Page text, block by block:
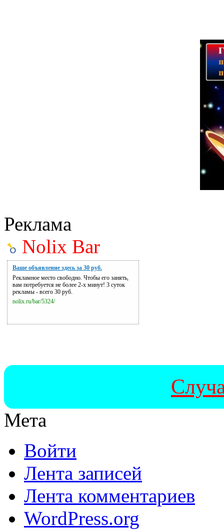
Реклама
Nolix Bar
Ваше объявление здесь за 30 руб.
Рекламное место свободно. Чтобы его занять,
вам потребуется не более 2-х минут! 3 суток
рекламы - всего 30 руб.
nolix.ru/bar/5324/
Мета
Войти
Лента записей
Лента комментариев
WordPress.org